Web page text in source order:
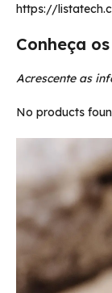
https://
Conheça
Acrescente as
No products